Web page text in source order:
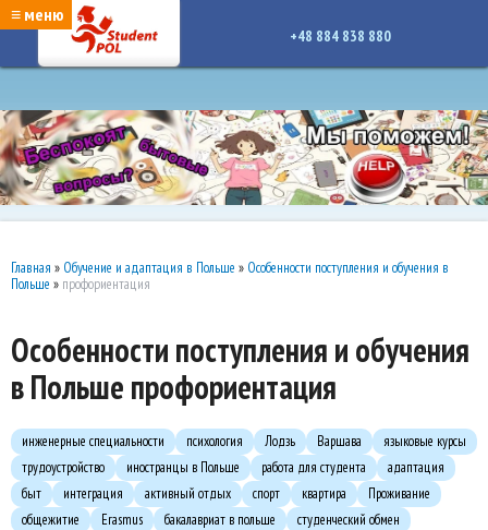
google-site-verification: google7a917c261df1566b.htmlgoogle-site-verification:
google7a917c261df1566b.html
≡ меню
+48 884 838 880
Главная » Обучение и адаптация в Польше » Особенности поступления и обучения в
Польше » профориентация
Особенности поступления и обучения
в Польше профориентация
инженерные специальности психология Лодзь Варшава
языковые курсы
трудоустройство
иностранцы в Польше работа для студента
адаптация
быт
интеграция активный отдых спорт квартира
Проживание
общежитие
Erasmus бакалавриат в польше
студенческий обмен